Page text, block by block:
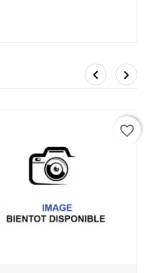
 
favorite_border